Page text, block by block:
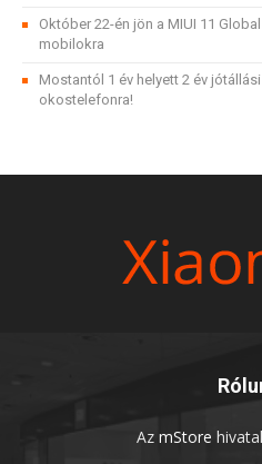
Október 22-én jön a MIUI 11
mobilokra
Mostantól 1 év helyett 2 év
okostelefonra!
Az mStore